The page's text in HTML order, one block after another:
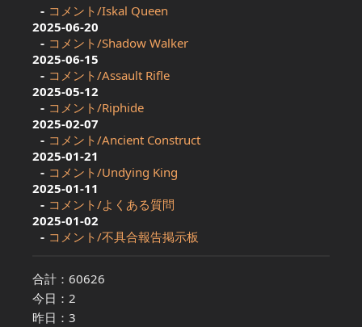
コメント/Iskal Queen
2025-06-20
コメント/Shadow Walker
2025-06-15
コメント/Assault Rifle
2025-05-12
コメント/Riphide
2025-02-07
コメント/Ancient Construct
2025-01-21
コメント/Undying King
2025-01-11
コメント/よくある質問
2025-01-02
コメント/不具合報告掲示板
合計：60626
今日：2
昨日：3